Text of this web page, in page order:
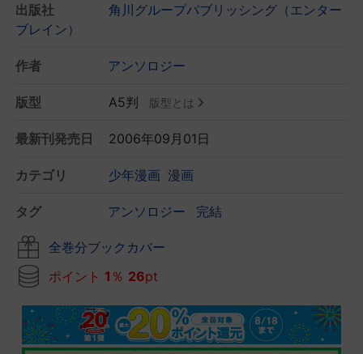
出版社
角川グループパブリッシング（エンター
ブレイン）
作者 アンソロジー
版型 A5判 版型とは
最新刊発売日 2006年09月01日
カテゴリ 少年漫画 漫画
タグ アンソロジー 完結
全巻分ブックカバー
ポイント 1 ％ 26pt